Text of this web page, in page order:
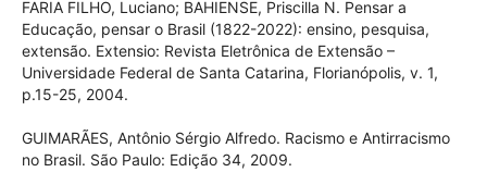
FARIA FILHO, Luciano; BAHIENSE, Priscilla N. Pensar a
Educação, pensar o Brasil (1822-2022): ensino, pesquisa,
extensão. Extensio: Revista Eletrônica de Extensão –
Universidade Federal de Santa Catarina, Florianópolis, v. 1,
p.15-25, 2004.
GUIMARÃES, Antônio Sérgio Alfredo. Racismo e Antirracismo
no Brasil. São Paulo: Edição 34, 2009.